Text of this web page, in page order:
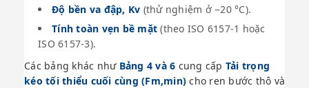
Độ bền va đập, Kv (thử nghiệm ở −20 °C).
Tính toàn vẹn bề mặt (theo ISO 6157-1 hoặc
ISO 6157-3).
Các bảng khác như Bảng 4 và 6 cung cấp Tải trọng
kéo tối thiểu cuối cùng (Fm,min) cho ren bước thô và